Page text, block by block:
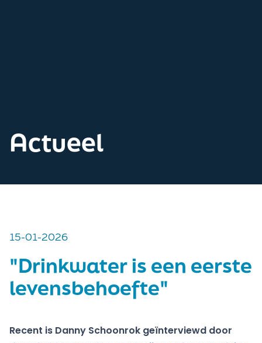
Actueel
15-01-2026
"Drinkwater is een eerste
levensbehoefte"
Recent is Danny Schoonrok geïnterviewd door